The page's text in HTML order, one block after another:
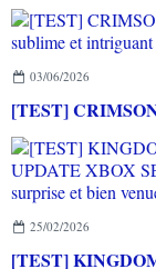
03/06/2026
25/02/2026